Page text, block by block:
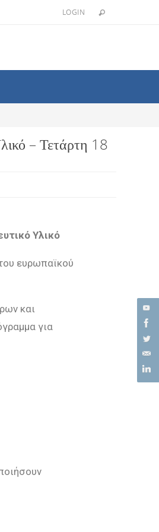
LOGIN
– Τετάρτη 18
Υλικό
ευρωπαϊκού
και
για